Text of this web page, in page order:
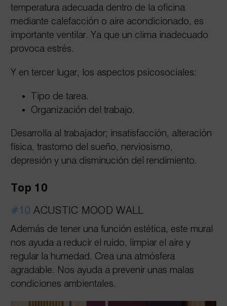
temperatura adecuada dentro de la oficina
mediante calefacción o aire acondicionado, es
importante ventilar. Ya que un clima inadecuado
provoca estrés.
Y en tercer lugar, los aspectos psicosociales:
Tipo de tarea.
Organización del trabajo.
Desarrolla al trabajador; insatisfacción, alteración
física, trastorno del sueño, nerviosismo,
depresión y una disminución del rendimiento.
Top 10
#10 ACUSTIC MOOD WALL
Además de tener una función estética, este mural
nos ayuda a reducir el ruido, limpiar el aire y
regular la humedad. Crea una atmósfera
agradable. Nos ayuda a prevenir unas malas
condiciones ambientales.